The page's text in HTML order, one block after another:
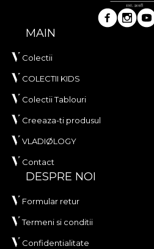
MAIN
Colectii
COLECTII KIDS
Colectii Tablouri
Creeaza-ti produsul
VLADIØLOGY
Contact
DESPRE NOI
Formular retur
Termeni si conditii
Confidentialitate